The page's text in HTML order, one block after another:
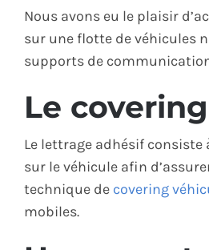
Nous avons eu le plaisir
sur une flotte de véhicules
supports de
Le
Le lettrage adhésif
sur le véhicule afin
technique de covering
mobiles.